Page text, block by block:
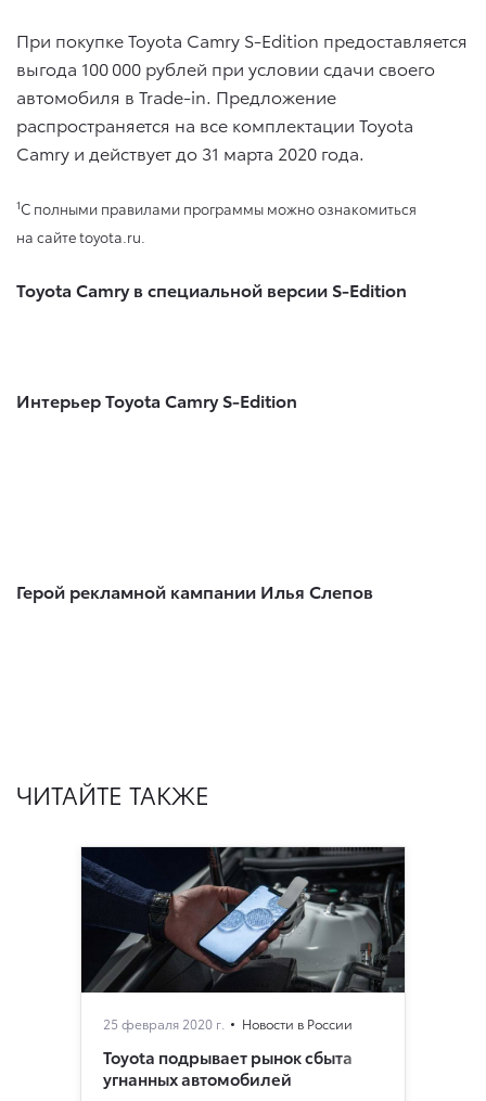
При покупке Toyota Camry S-Edition предоставляется
выгода 100 000 рублей при условии сдачи своего
автомобиля в Trade-in. Предложение
распространяется на все комплектации Toyota
Camry и действует до 31 марта 2020 года.
1С полными правилами программы можно ознакомиться
на сайте toyota.ru.
Toyota Camry в специальной версии S-Edition
Интерьер Toyota Camry S-Edition
Герой рекламной кампании Илья Слепов
ЧИТАЙТЕ ТАКЖЕ
25 февраля 2020 г. Новости в России
Toyota подрывает рынок сбыта
угнанных автомобилей